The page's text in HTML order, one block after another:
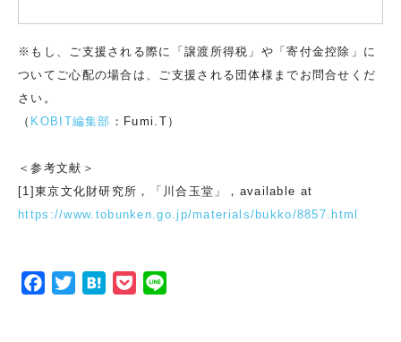
※もし、ご支援される際に「譲渡所得税」や「寄付金控除」に
ついてご心配の場合は、ご支援される団体様までお問合せくだ
さい。
（ KOBIT編集部 ：Fumi.T）
＜参考文献＞
[1]東京文化財研究所，「川合玉堂」，available at
https://www.tobunken.go.jp/materials/bukko/8857.html